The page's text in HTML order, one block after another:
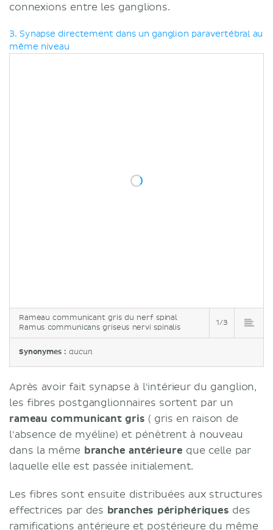
connexions entre les ganglions.
3. Synapse directement dans un ganglion paravertébral au
même niveau
Rameau communicant gris du nerf spinal
Ramus communicans griseus nervi spinalis
1/3
Synonymes :aucun
Après avoir fait synapse à l'intérieur du ganglion,
les fibres postganglionnaires sortent par un
rameau communicant gris ( gris en raison de
l'absence de myéline) et pénètrent à nouveau
dans la même branche antérieure que celle par
laquelle elle est passée initialement.
Les fibres sont ensuite distribuées aux structures
effectrices par des branches périphériques des
ramifications antérieure et postérieure du même